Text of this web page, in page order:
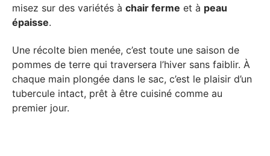
misez sur des variétés à chair ferme et à peau
épaisse.
Une récolte bien menée, c’est toute une saison de
pommes de terre qui traversera l’hiver sans faiblir. À
chaque main plongée dans le sac, c’est le plaisir d’un
tubercule intact, prêt à être cuisiné comme au
premier jour.